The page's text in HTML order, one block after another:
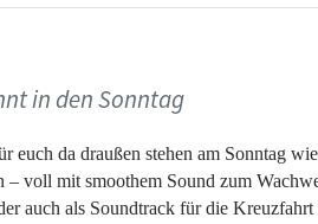
way
the Rain
Rain
Sympathy (Petko Turner Edit)
in den Sonntag
euch da draußen stehen am Sonntag
– voll mit smoothem Sound zum
auch als Soundtrack für die